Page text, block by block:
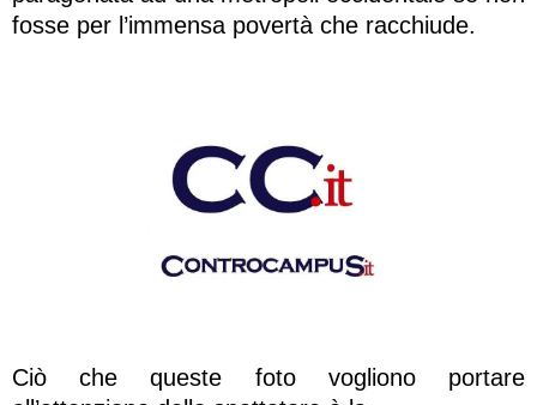
fosse per l’immensa povertà che racchiude.
Ciò che queste foto vogliono portare